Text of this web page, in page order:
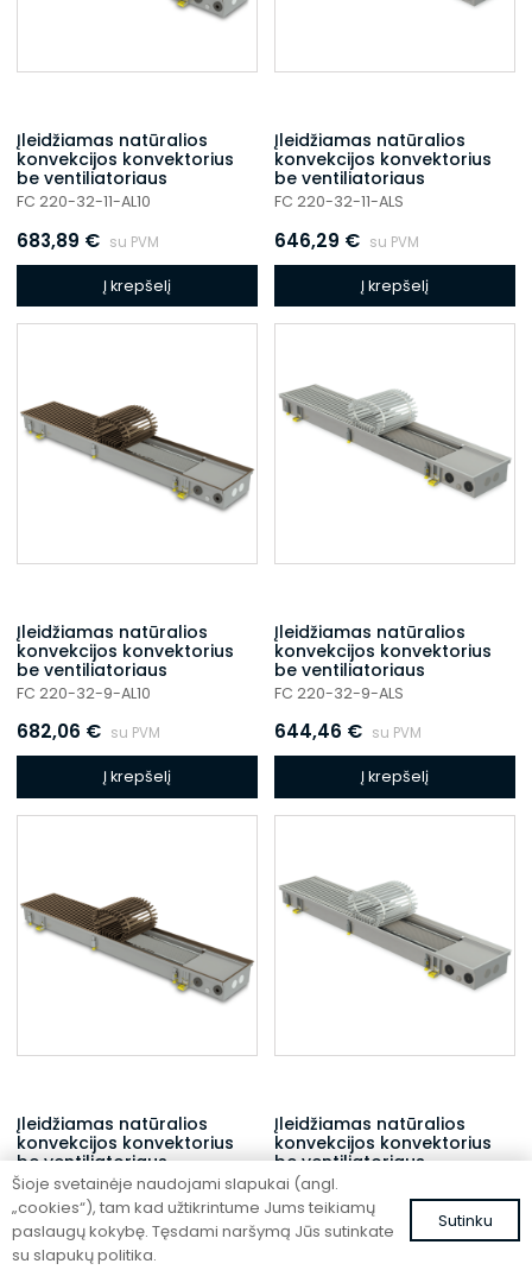
Įleidžiamas natūralios
konvekcijos konvektorius
be ventiliatoriaus
FC 220-32-11-AL10
683,89 € su PVM
Į krepšelį
Įleidžiamas natūralios
konvekcijos konvektorius
be ventiliatoriaus
FC 220-32-11-ALS
646,29 € su PVM
Į krepšelį
Įleidžiamas natūralios
konvekcijos konvektorius
be ventiliatoriaus
FC 220-32-9-AL10
682,06 € su PVM
Į krepšelį
Įleidžiamas natūralios
konvekcijos konvektorius
be ventiliatoriaus
FC 220-32-9-ALS
644,46 € su PVM
Į krepšelį
Įleidžiamas natūralios
konvekcijos konvektorius
be ventiliatoriaus
FC 220-22-15-AL10
639,55€ su PVM
Įleidžiamas natūralios
konvekcijos konvektorius
be ventiliatoriaus
FC 220-22-15-ALS
614,05€ su PVM
Šioje svetainėje naudojami slapukai (angl.
„cookies“), tam kad užtikrintume Jums teikiamų
paslaugų kokybę. Tęsdami naršymą Jūs sutinkate
su slapukų politika.
Sutinku